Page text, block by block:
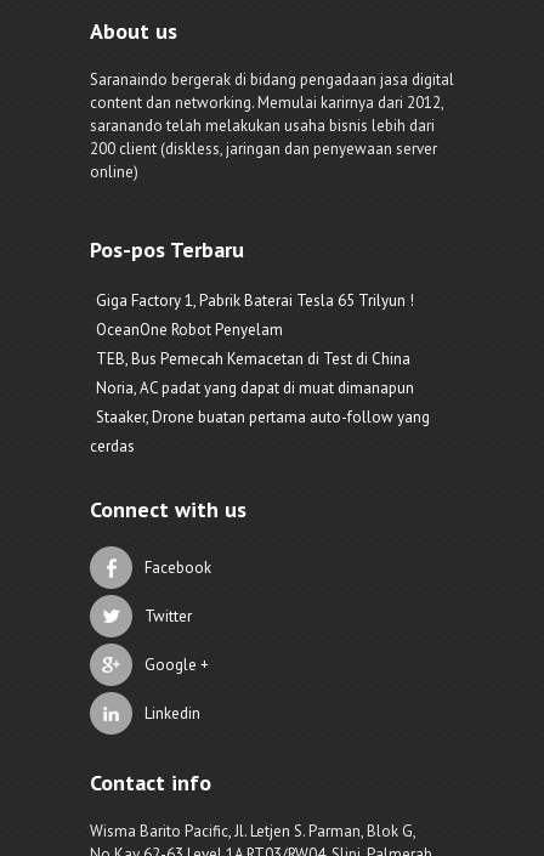
About us
Saranaindo bergerak di bidang pengadaan jasa digital
content dan networking. Memulai karirnya dari 2012,
saranando telah melakukan usaha bisnis lebih dari
200 client (diskless, jaringan dan penyewaan server
online)
Pos-pos Terbaru
Giga Factory 1, Pabrik Baterai Tesla 65 Trilyun !
OceanOne Robot Penyelam
TEB, Bus Pemecah Kemacetan di Test di China
Noria, AC padat yang dapat di muat dimanapun
Staaker, Drone buatan pertama auto-follow yang
cerdas
Connect with us
Facebook
Twitter
Google +
Linkedin
Contact info
Wisma Barito Pacific, Jl. Letjen S. Parman, Blok G,